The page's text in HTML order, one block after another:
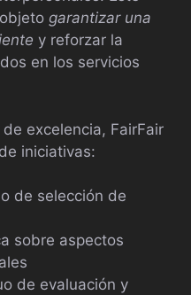
garantizar una
y reforzar la
en los servicios
excelencia, FairFair
iniciativas:
de selección de
sobre aspectos
de evaluación y